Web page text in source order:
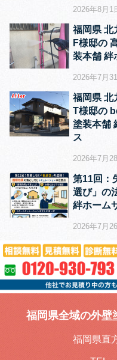
2026年8月1
福岡県 北
F様邸の
装本舗 絆
2026年7月
福岡県 北
T様邸の
塗装本舗
ス
2026年7月
第11回：
選び」の
絆ホーム
2026年7月
福岡県全域の外
福岡県直